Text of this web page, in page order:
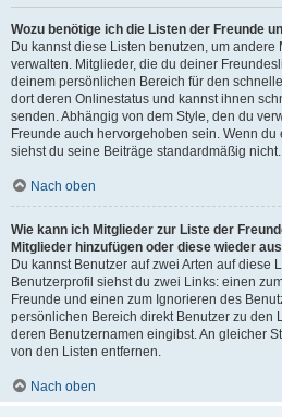
Wozu benötige ich die Listen der Freunde
Du kannst diese Listen benutzen, um andere
verwalten. Mitglieder, die du deiner
deinem persönlichen Bereich für den
dort deren Onlinestatus und kannst ihnen
senden. Abhängig von dem Style, den du
Freunde auch hervorgehoben sein. Wenn
siehst du seine Beiträge standardmäßig nicht.
Nach oben
Wie kann ich Mitglieder zur Liste der
Mitglieder hinzufügen oder diese wieder
Du kannst Benutzer auf zwei Arten auf diese
Benutzerprofil siehst du zwei Links: einen
Freunde und einen zum Ignorieren des
persönlichen Bereich direkt Benutzer zu den
deren Benutzernamen eingibst. An gleicher
von den Listen entfernen.
Nach oben